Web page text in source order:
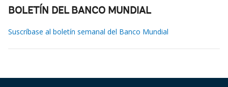
BOLETÍN DEL BANCO MUNDIAL
Suscríbase al boletín semanal del Banco Mundial